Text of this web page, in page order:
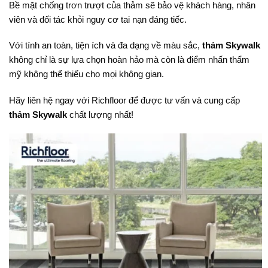
Bề mặt chống trơn trượt của thảm sẽ bảo vệ khách hàng, nhân
viên và đối tác khỏi nguy cơ tai nạn đáng tiếc.
Với tính an toàn, tiện ích và đa dạng về màu sắc, thảm Skywalk
không chỉ là sự lựa chọn hoàn hảo mà còn là điểm nhấn thẩm
mỹ không thể thiếu cho mọi không gian.
Hãy liên hệ ngay với Richfloor để được tư vấn và cung cấp
thảm Skywalk chất lượng nhất!